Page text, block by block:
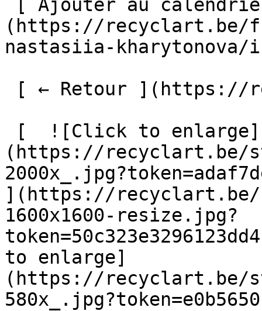
(https://recyclart.be/
nastasiia-kharytonova/
(https://recyclart.be/
](https://recyclart.be/
1600x1600-resize.jpg?
to enlarge]
(https://recyclart.be/